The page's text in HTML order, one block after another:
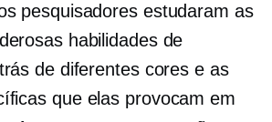
pesquisadores estudaram as
habilidades de
de diferentes cores e as
que elas provocam em